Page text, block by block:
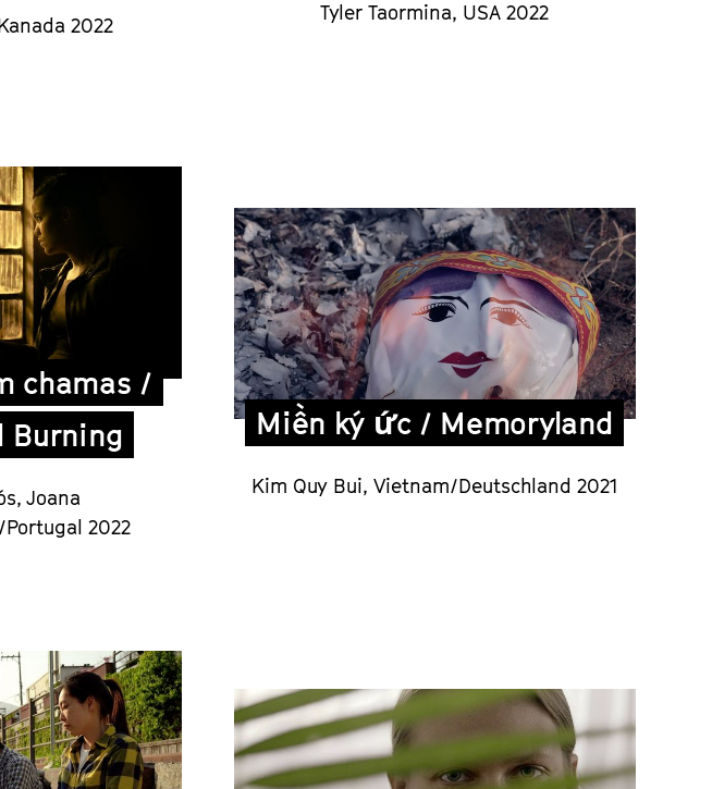
2022
Tyler Taormina, USA 2022
chamas /
Burning
Joana
2022
Miền ký ức / Memoryland
Kim Quy Bui, Vietnam/Deutschland 2021